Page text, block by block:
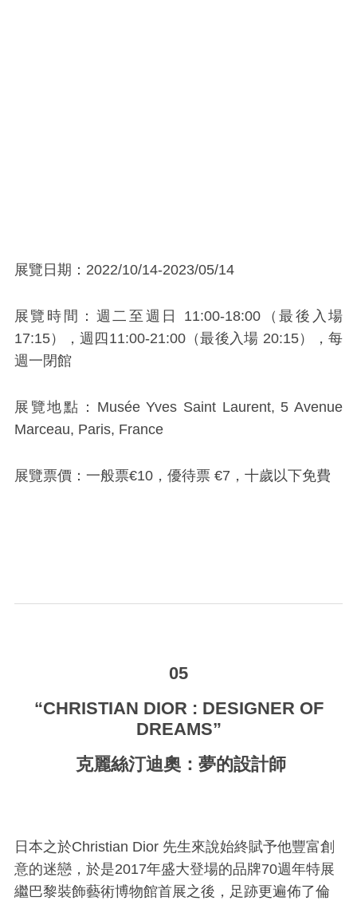
展覽日期：2022/10/14-2023/05/14
展覽時間：週二至週日 11:00-18:00（最後入場
17:15），週四11:00-21:00（最後入場 20:15），每
週一閉館
展覽地點：Musée Yves Saint Laurent, 5 Avenue
Marceau, Paris, France
展覽票價：一般票€10，優待票 €7，十歲以下免費
05
“CHRISTIAN DIOR : DESIGNER OF
DREAMS”
克麗絲汀迪奧：夢的設計師
日本之於Christian Dior 先生來說始終賦予他豐富創
意的迷戀，於是2017年盛大登場的品牌70週年特展
繼巴黎裝飾藝術博物館首展之後，足跡更遍佈了倫